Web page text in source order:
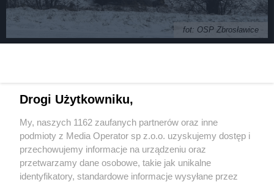
fot: OSP Zbrosławice
tarnogórskiego. To nie była bezpieczna niedziela
Wydawca mediów lokalnych
Drogi Użytkowniku,
My, naszych 1162 zaufanych partnerów oraz inne
podmioty z Media Operator sp z.o.o. uzyskujemy dostęp i
przechowujemy informacje na urządzeniu oraz
przetwarzamy dane osobowe, takie jak unikalne
identyfikatory, standardowe informacje wysyłane przez